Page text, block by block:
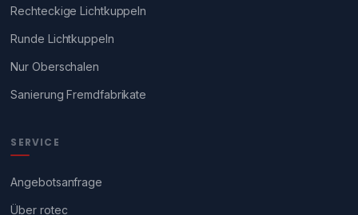
Rechteckige Lichtkuppeln
Runde Lichtkuppeln
Nur Oberschalen
Sanierung Fremdfabrikate
SERVICE
Angebotsanfrage
Über rotec